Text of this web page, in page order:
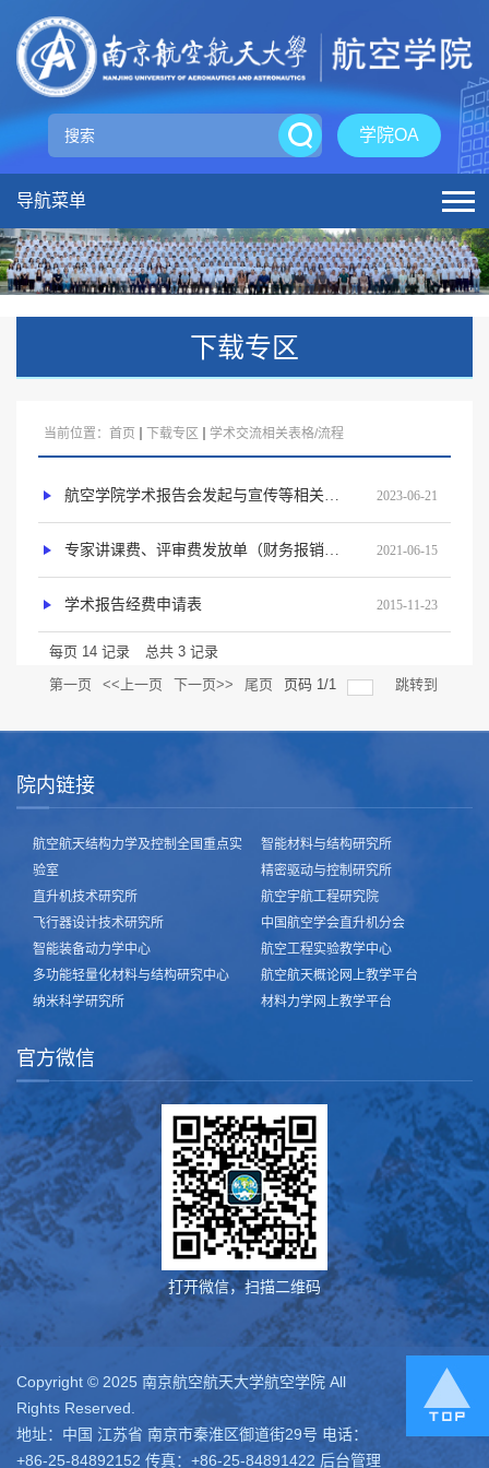
学院OA
导航菜单
下载专区
当前位置： 首页 下载专区 学术交流相关表格/流程
2023-06-21
2021-06-15
学术报告经费申请表 2015-11-23
每页 14 记录 总共 3 记录
第一页
<<上一页 下一页>> 尾页 页码 1/1 跳转到
院内链接
航空航天结构力学及控制全国重点实
验室
直升机技术研究所
飞行器设计技术研究所
智能装备动力学中心
多功能轻量化材料与结构研究中心
纳米科学研究所
智能材料与结构研究所
精密驱动与控制研究所
航空宇航工程研究院
中国航空学会直升机分会
航空工程实验教学中心
航空航天概论网上教学平台
材料力学网上教学平台
官方微信
打开微信，扫描二维码
Copyright © 2025 南京航空航天大学航空学院 All
Rights Reserved.
地址：中国 江苏省 南京市秦淮区御道街29号 电话：
+86-25-84892152 传真：+86-25-84891422 后台管理